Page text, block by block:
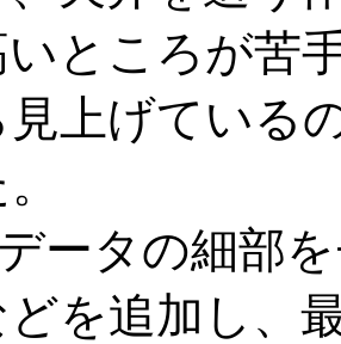
ところが苦
見上げている
ータの細部
を追加し、